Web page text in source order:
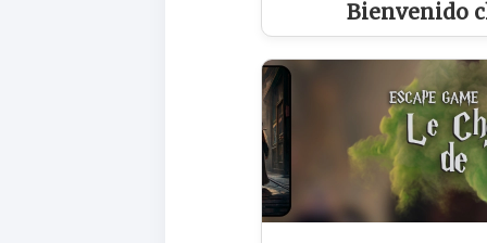
Bienvenido